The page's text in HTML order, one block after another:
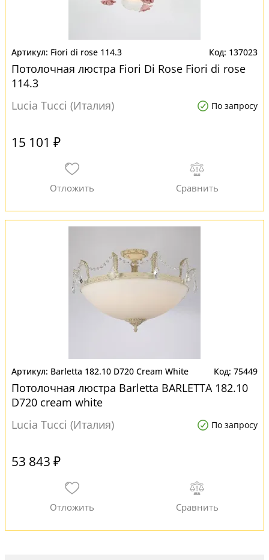
Fiori di rose 114.3 137023
Потолочная люстра Fiori Di Rose Fiori di rose
114.3
Lucia Tucci (Италия)
По запросу
15 101 ₽
Barletta 182.10 D720 Cream White 75449
Потолочная люстра Barletta BARLETTA 182.10
D720 cream white
Lucia Tucci (Италия)
По запросу
53 843 ₽